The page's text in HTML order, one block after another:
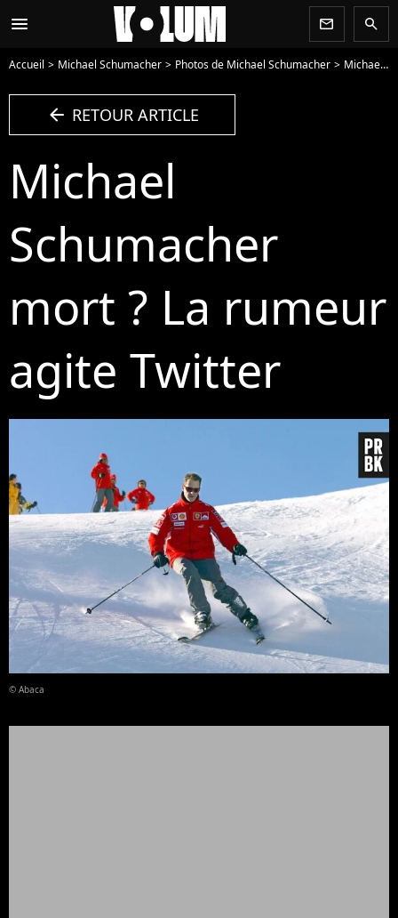
menu newsletter search
Accueil Michael Schumacher Photos de Michael Schumacher Michael Schumacher mort ? La rumeur agite Twitter - Photo
arrow_left RETOUR ARTICLE
Michael
Schumacher
mort ? La rumeur
agite Twitter
© Abaca